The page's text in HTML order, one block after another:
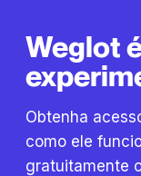
Weglot
Obtenha
como ele
gratuitamente